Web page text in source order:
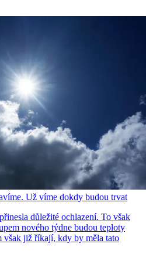
Už víme dokdy budou trvat
důležité ochlazení. To však
nového týdne budou teploty
však již říkají, kdy by měla tato